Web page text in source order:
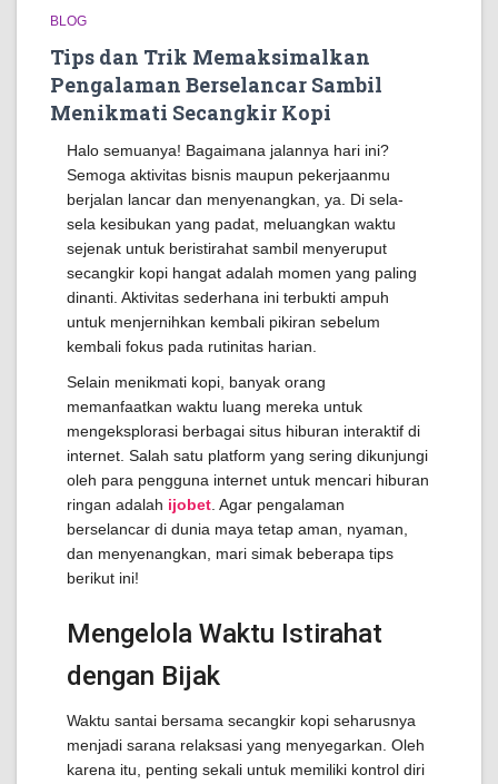
BLOG
Tips dan Trik Memaksimalkan
Pengalaman Berselancar Sambil
Menikmati Secangkir Kopi
Halo semuanya! Bagaimana jalannya hari ini?
Semoga aktivitas bisnis maupun pekerjaanmu
berjalan lancar dan menyenangkan, ya. Di sela-
sela kesibukan yang padat, meluangkan waktu
sejenak untuk beristirahat sambil menyeruput
secangkir kopi hangat adalah momen yang paling
dinanti. Aktivitas sederhana ini terbukti ampuh
untuk menjernihkan kembali pikiran sebelum
kembali fokus pada rutinitas harian.
Selain menikmati kopi, banyak orang
memanfaatkan waktu luang mereka untuk
mengeksplorasi berbagai situs hiburan interaktif di
internet. Salah satu platform yang sering dikunjungi
oleh para pengguna internet untuk mencari hiburan
ringan adalah ijobet . Agar pengalaman
berselancar di dunia maya tetap aman, nyaman,
dan menyenangkan, mari simak beberapa tips
berikut ini!
Mengelola Waktu Istirahat
dengan Bijak
Waktu santai bersama secangkir kopi seharusnya
menjadi sarana relaksasi yang menyegarkan. Oleh
karena itu, penting sekali untuk memiliki kontrol diri